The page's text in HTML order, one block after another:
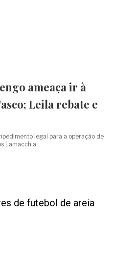
ameaça ir à
Leila rebate e
legal para a operação de
Lamacchia